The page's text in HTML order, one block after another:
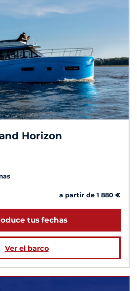
Horizon
a partir de 1 880 €
tus fechas
Ver el barco